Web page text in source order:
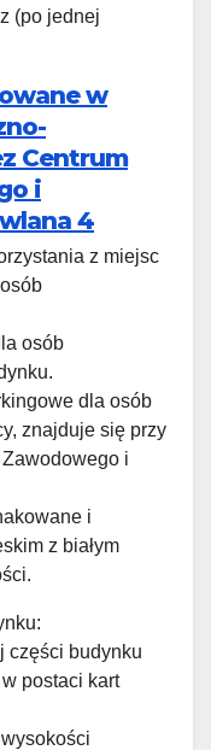
(po jednej
w
Centrum
i
4
z miejsc
osób
dla osób
znajduje się przy
Zawodowego i
i
z białym
części budynku
postaci kart